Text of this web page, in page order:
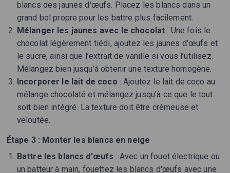
blancs des jaunes d'œufs. Placez les blancs dans un
grand bol propre pour les battre plus facilement.
Mélanger les jaunes avec le chocolat : Une fois le
chocolat légèrement tiédi, ajoutez les jaunes d'œufs et
le sucre, ainsi que l’extrait de vanille si vous l’utilisez.
Mélangez bien jusqu’à obtenir une texture homogène.
Incorporer le lait de coco : Ajoutez le lait de coco au
mélange chocolaté et mélangez jusqu’à ce que le tout
soit bien intégré. La texture doit être crémeuse et
veloutée.
Étape 3 : Monter les blancs en neige
Battre les blancs d'œufs : Avec un fouet électrique ou
un batteur à main, fouettez les blancs d'œufs avec une